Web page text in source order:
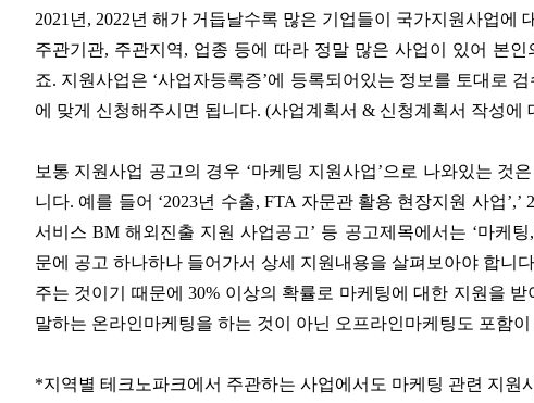
2021년, 2022년 해가 거듭날수록 많은 기업들이 국가지원사업
주관기관, 주관지역, 업종 등에 따라 정말 많은 사업이 있어 본
죠. 지원사업은 ‘사업자등록증’에 등록되어있는 정보를 토대로
에 맞게 신청해주시면 됩니다. (사업계획서 & 신청계획서 작성에
보통 지원사업 공고의 경우 ‘마케팅 지원사업’으로 나와있는 것
니다. 예를 들어 ‘2023년 수출, FTA 자문관 활용 현장지원 사업’,’
서비스 BM 해외진출 지원 사업공고’ 등 공고제목에서는 ‘마케
문에 공고 하나하나 들어가서 상세 지원내용을 살펴보아야 합니
주는 것이기 때문에 30% 이상의 확률로 마케팅에 대한 지원을
말하는 온라인마케팅을 하는 것이 아닌 오프라인마케팅도 포함
*지역별 테크노파크에서 주관하는 사업에서도 마케팅 관련 지원